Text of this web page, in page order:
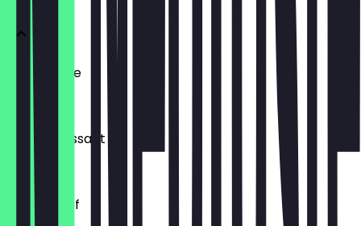
Ofenfrische
0,54 €
Buttercroissant
1,80 €
Laugenzopf